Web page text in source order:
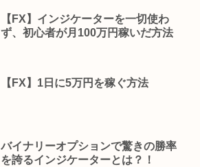
【FX】インジケーターを一切使わ
ず、初心者が月100万円稼いだ方法
【FX】1日に5万円を稼ぐ方法
バイナリーオプションで驚きの勝率
を誇るインジケーターとは？！